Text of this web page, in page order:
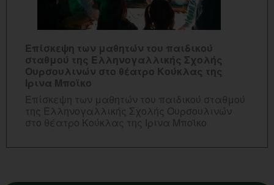
Επίσκεψη των μαθητών του παιδικού
σταθμού της Ελληνογαλλικής Σχολής
Ουρσουλινών στο θέατρο Κούκλας της
Ιρινα Μποϊκο
Επίσκεψη των μαθητών του παιδικού σταθμού
της Ελληνογαλλικής Σχολής Ουρσουλινών
στο θέατρο Κούκλας της Ιρινα Μποϊκο